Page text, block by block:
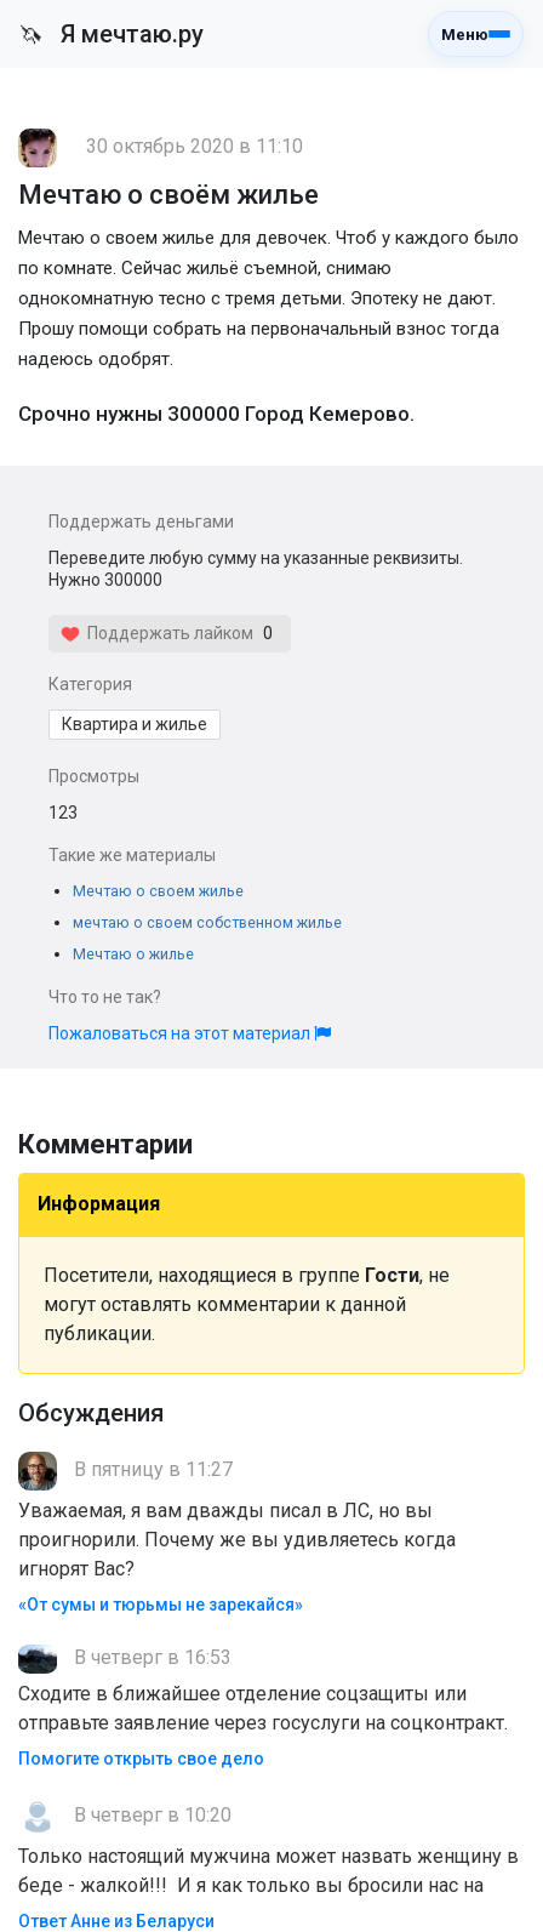
🦄 Я мечтаю.ру Меню
30 октябрь 2020 в 11:10
Мечтаю о своём жилье
Мечтаю о своем жилье для девочек. Чтоб у каждого было
по комнате. Сейчас жильё съемной, снимаю
однокомнатную тесно с тремя детьми. Эпотеку не дают.
Прошу помощи собрать на первоначальный взнос тогда
надеюсь одобрят.
Срочно нужны 300000 Город Кемерово.
Поддержать деньгами
Переведите любую сумму на указанные реквизиты.
Нужно 300000
Поддержать лайком 0
Категория
Квартира и жилье
Просмотры
123
Такие же материалы
Мечтаю о своем жилье
мечтаю о своем собственном жилье
Мечтаю о жилье
Что то не так?
Пожаловаться на этот материал
Комментарии
Информация
Посетители, находящиеся в группе Гости, не
могут оставлять комментарии к данной
публикации.
Обсуждения
В пятницу в 11:27
Уважаемая, я вам дважды писал в ЛС, но вы
проигнорили. Почему же вы удивляетесь когда
игнорят Вас?
«От сумы и тюрьмы не зарекайся»
В четверг в 16:53
Сходите в ближайшее отделение соцзащиты или
отправьте заявление через госуслуги на соцконтракт.
Помогите открыть свое дело
В четверг в 10:20
Только настоящий мужчина может назвать женщину в
беде - жалкой!!! И я как только вы бросили нас на
Ответ Анне из Беларуси